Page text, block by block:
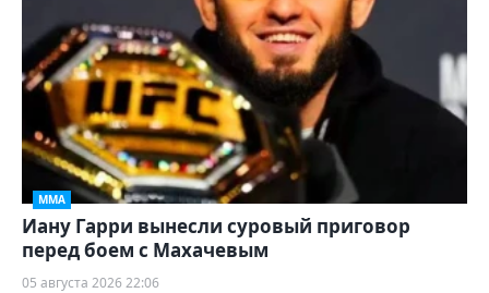
ММА
Иану Гарри вынесли суровый приговор
перед боем с Махачевым
05 августа 2026 22:06